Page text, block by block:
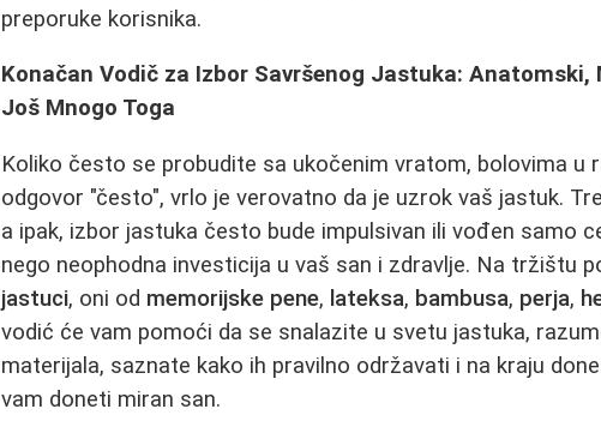
preporuke korisnika.
Konačan Vodič za Izbor Savršenog Jastuka: Anatomski,
Još Mnogo Toga
Koliko često se probudite sa ukočenim vratom, bolovima u
odgovor "često", vrlo je verovatno da je uzrok vaš jastuk.
a ipak, izbor jastuka često bude impulsivan ili vođen samo
nego neophodna investicija u vaš san i zdravlje. Na tržištu
jastuci, oni od memorijske pene, lateksa, bambusa, perja,
vodić će vam pomoći da se snalazite u svetu jastuka,
materijala, saznate kako ih pravilno održavati i na kraju
vam doneti miran san.